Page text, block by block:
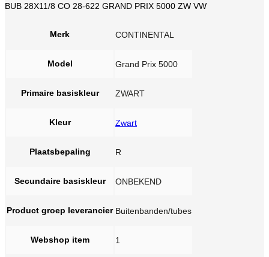
BUB 28X11/8 CO 28-622 GRAND PRIX 5000 ZW VW
Merk CONTINENTAL
Model Grand Prix 5000
Primaire basiskleur ZWART
Kleur Zwart
Plaatsbepaling R
Secundaire basiskleur ONBEKEND
Product groep leverancier Buitenbanden/tubes
Webshop item 1